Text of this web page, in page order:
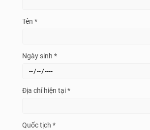
Tên *
Ngày sinh *
Địa chỉ hiện tại *
Quốc tịch *